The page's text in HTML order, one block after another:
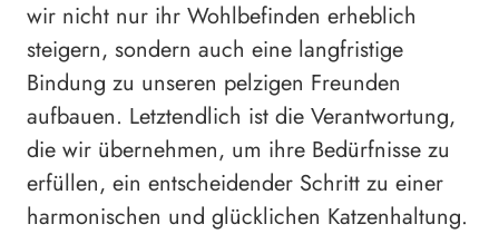
wir nicht nur ihr Wohlbefinden erheblich
steigern, sondern auch eine langfristige
Bindung zu unseren pelzigen Freunden
aufbauen. Letztendlich ist die Verantwortung,
die wir übernehmen, um ihre Bedürfnisse zu
erfüllen, ein entscheidender Schritt zu einer
harmonischen und glücklichen Katzenhaltung.